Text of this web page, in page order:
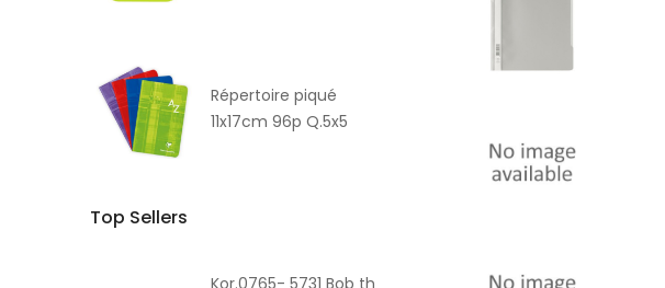
Répertoire piqué
11x17cm 96p Q.5x5
Top Sellers
Kor.0765- 5731 Bob th